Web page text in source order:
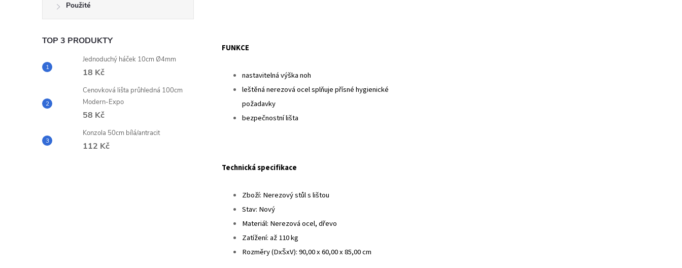
Použité
TOP 3 PRODUKTY
Jednoduchý háček 10cm Ø4mm
18 Kč
Cenovková lišta průhledná 100cm
Modern-Expo
58 Kč
Konzola 50cm bílá/antracit
112 Kč
FUNKCE
nastavitelná výška noh
leštěná nerezová ocel splňuje přísné hygienické
požadavky
bezpečnostní lišta
Technická specifikace
Zboží: Nerezový stůl s lištou
Stav: Nový
Materiál: Nerezová ocel, dřevo
Zatížení: až 110 kg
Rozměry (DxŠxV): 90,00 x 60,00 x 85,00 cm